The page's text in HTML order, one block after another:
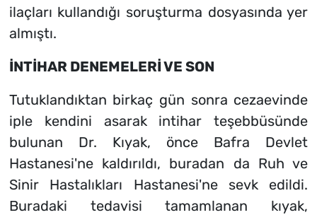
ilaçları kullandığı soruşturma dosyasında yer
almıştı.
İNTİHAR DENEMELERİ VE SON
Tutuklandıktan birkaç gün sonra cezaevinde
iple kendini asarak intihar teşebbüsünde
bulunan Dr. Kıyak, önce Bafra Devlet
Hastanesi'ne kaldırıldı, buradan da Ruh ve
Sinir Hastalıkları Hastanesi'ne sevk edildi.
Buradaki tedavisi tamamlanan kıyak,